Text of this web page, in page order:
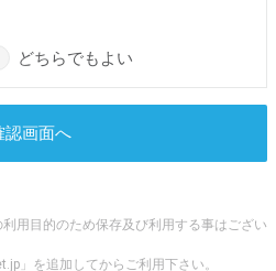
どちらでもよい
認画面へ
用目的のため保存及び利用する事はござい
」を追加してからご利用下さい。